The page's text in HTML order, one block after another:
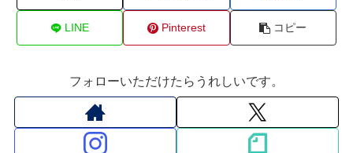
LINE Pinterest コピー
フォローいただけたらうれしいです。